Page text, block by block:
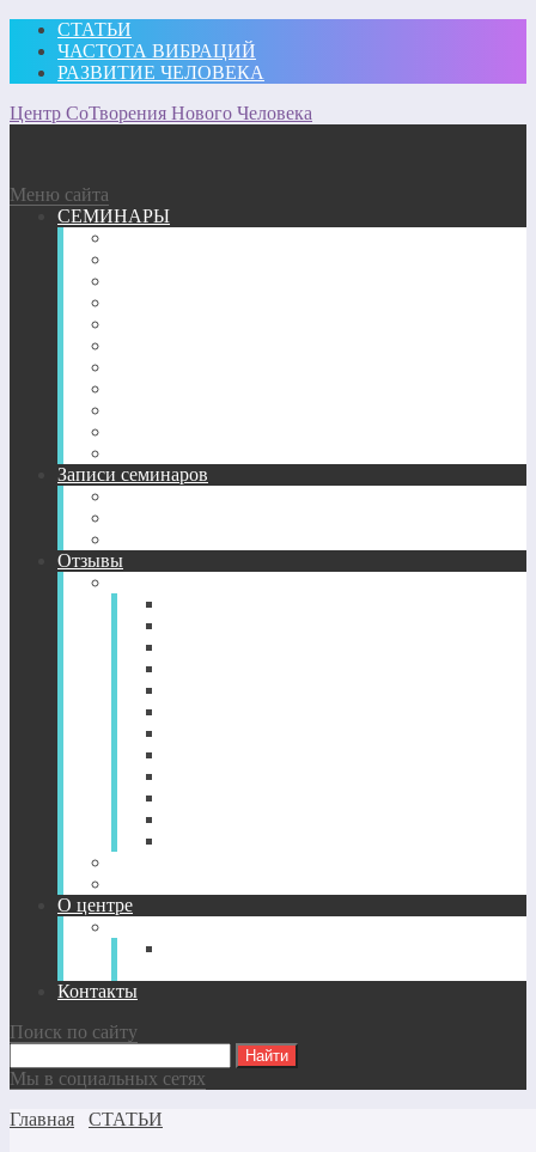
СТАТЬИ
ЧАСТОТА ВИБРАЦИЙ
РАЗВИТИЕ ЧЕЛОВЕКА
Центр СоТворения Нового Человека
Меню сайта
СЕМИНАРЫ
Записи семинаров
Отзывы
О центре
Контакты
Поиск по сайту
Мы в социальных сетях
Главная
СТАТЬИ